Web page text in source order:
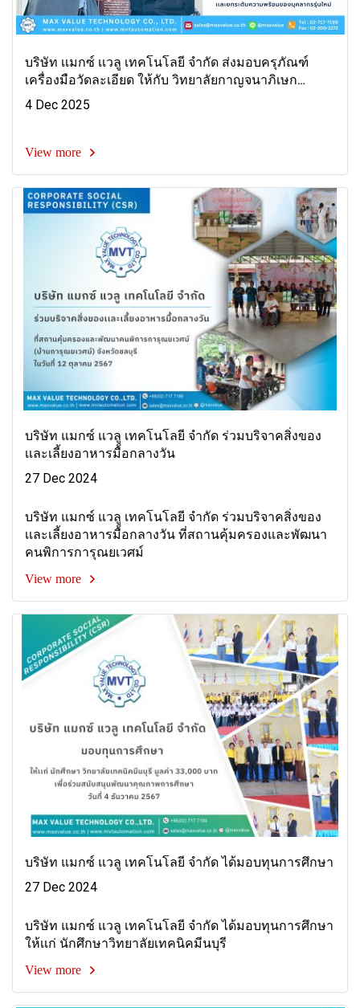
บริษัท เเมกซ์ เเวลู เทคโนโลยี จำกัด ส่งมอบครุภัณฑ์
เครื่องมือวัดละเอียด ให้กับ วิทยาลัยกาญจนาภิเษก
มหานคร
4 Dec 2025
View more
บริษัท แมกซ์ แวลู เทคโนโลยี จำกัด ร่วมบริจาคสิ่งของ
เเละเลี้ยงอาหารมื้อกลางวัน
27 Dec 2024
บริษัท แมกซ์ แวลู เทคโนโลยี จำกัด ร่วมบริจาคสิ่งของ
เเละเลี้ยงอาหารมื้อกลางวัน ที่สถานคุ้มครองและพัฒนา
คนพิการการุณยเวศม์
View more
บริษัท แมกซ์ แวลู เทคโนโลยี จำกัด ได้มอบทุนการศึกษา
27 Dec 2024
บริษัท แมกซ์ แวลู เทคโนโลยี จำกัด ได้มอบทุนการศึกษา
ให้เเก่ นักศึกษาวิทยาลัยเทคนิคมีนบุรี
View more